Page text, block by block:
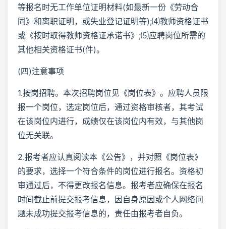
等报名时无工作单位证明材料(如最新一份《劳动合
同》和离职证明，或失业登记证明等);⑷教师资格证书
或《按时取得教师资格证承诺书》;⑸应聘岗位所需的
其他相关资格证书(件)。
(四)注意事项
1.按岗招聘。本次招聘岗位见《岗位表》。应聘人员限
报一个岗位，选定岗位后，通过资格审核者，其考试
在该岗位内进行，成绩仅在该岗位内有效，与其他岗
位无关联。
2.报考者应认真阅读本《公告》，并对照《岗位表》
的要求，选择一个符合条件的岗位进行报名。资格初
审通过后，不得更改报名信息。报考者应确保在报名
时间截止前提交报考信息，因自身原因或个人网络问
题未成功提交报考信息的，责任由报考者自负。